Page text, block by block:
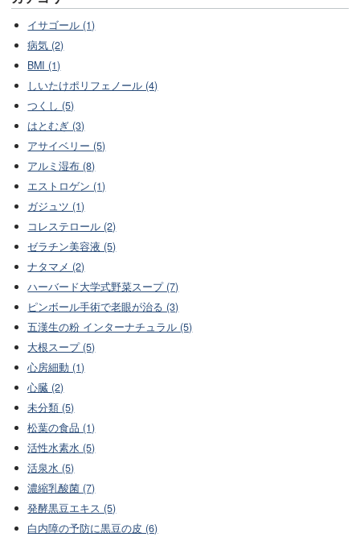
イサゴール (1)
病気 (2)
BMI (1)
しいたけポリフェノール (4)
つくし (5)
はとむぎ (3)
アサイベリー (5)
アルミ湿布 (8)
エストロゲン (1)
ガジュツ (1)
コレステロール (2)
ゼラチン美容液 (5)
ナタマメ (2)
ハーバード大学式野菜スープ (7)
ピンボール手術で老眼が治る (3)
五漢生の粉 インターナチュラル (5)
大根スープ (5)
心房細動 (1)
心臓 (2)
未分類 (5)
松葉の食品 (1)
活性水素水 (5)
活泉水 (5)
濃縮乳酸菌 (7)
発酵黒豆エキス (5)
白内障の予防に黒豆の皮 (6)